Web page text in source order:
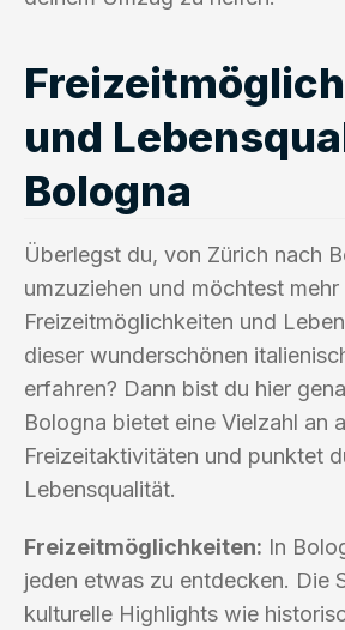
und
Bologna
Überlegst du, von Zürich nach
umzuziehen und möchtest
Freizeitmöglichkeiten und
dieser wunderschönen
erfahren? Dann bist du hier
Bologna bietet eine Vielzahl an
Freizeitaktivitäten und punktet
Lebensqualität.
Freizeitmöglichkeiten: In
jeden etwas zu entdecken. Die
kulturelle Highlights wie